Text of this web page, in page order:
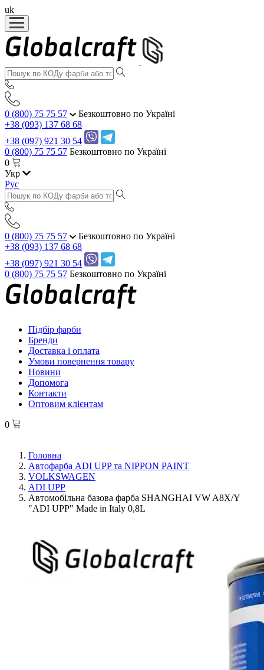
uk
0 (800) 75 75 57
Безкоштовно по Україні
+38 (093) 137 68 68
+38 (097) 921 30 54
0 (800) 75 75 57 Безкоштовно по Україні
0
Укр
Рус
0 (800) 75 75 57
Безкоштовно по Україні
+38 (093) 137 68 68
+38 (097) 921 30 54
0 (800) 75 75 57 Безкоштовно по Україні
Підбір фарби
Бренди
Доставка і оплата
Умови повернення товару
Новини
Допомога
Контакти
Оптовим клієнтам
0
Головна
Автофарба ADI UPP та NIPPON PAINT
VOLKSWAGEN
ADI UPP
Автомобільна базова фарба SHANGHAI VW A8X/Y
"ADI UPP" Made in Italy 0,8L